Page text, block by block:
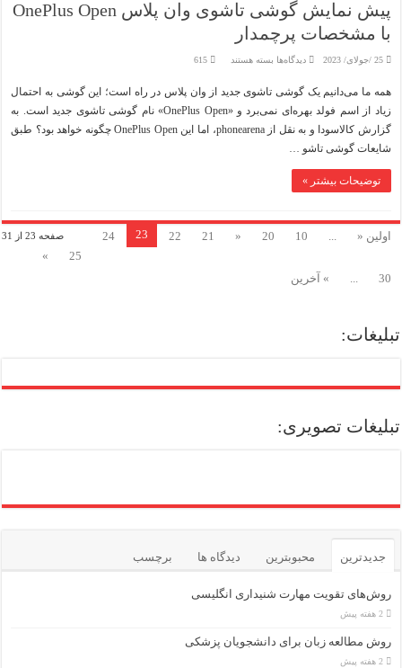
پیش نمایش گوشی تاشوی وان پلاس OnePlus Open
با مشخصات پرچمدار
25 /جولای/ 2023 دیدگاه‌ها برای
گوشی
وان
OnePlus
بسته هستند 615
همه ما می‌دانیم یک گوشی تاشوی جدید از وان پلاس در راه است؛ این گوشی به احتمال
زیاد از اسم فولد بهره‌ای نمی‌برد و «OnePlus Open» نام گوشی تاشوی جدید است. به
گزارش کالاسودا و به نقل از phonearena، اما این OnePlus Open چگونه خواهد بود؟ طبق
شایعات گوشی تاشو …
توضیحات بیشتر »
صفحه 23 از 31 اولین « ...
10
20
«
21
22
23
24
25
»
30
... » آخرین
تبلیغات:
تبلیغات تصویری:
جدیدترین محبوبترین دیدگاه ها برچسب
روش‌های تقویت مهارت شنیداری انگلیسی
2 هفته پیش
روش مطالعه زبان برای دانشجویان پزشکی
2 هفته پیش